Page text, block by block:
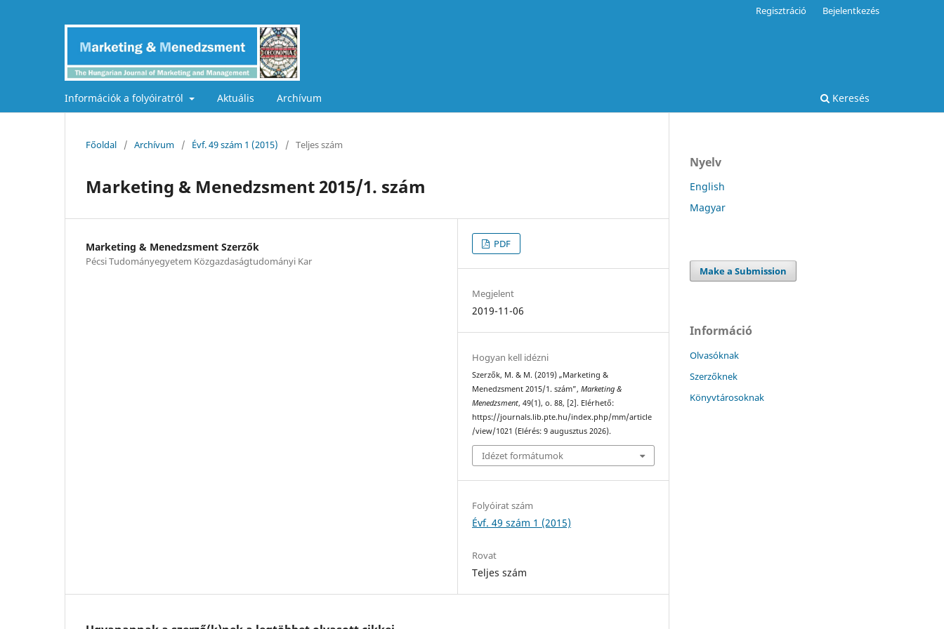
Információk a folyóiratról Aktuális Archívum Keresés
Regisztráció Bejelentkezés
Főoldal / Archívum / Évf. 49 szám 1 (2015) / Teljes szám
Marketing & Menedzsment 2015/1. szám
Marketing & Menedzsment Szerzők
Pécsi Tudományegyetem Közgazdaságtudományi Kar
PDF
Megjelent
2019-11-06
Hogyan kell idézni
Szerzők, M. & M. (2019) „Marketing &
Menedzsment 2015/1. szám”,Marketing &
Menedzsment, 49(1), o. 88, [2]. Elérhető:
https://journals.lib.pte.hu/index.php/mm/article
/view/1021 (Elérés: 9 augusztus 2026).
Idézet formátumok
Folyóirat szám
Évf. 49 szám 1 (2015)
Rovat
Teljes szám
Nyelv
English
Magyar
Make a Submission
Információ
Olvasóknak
Szerzőknek
Könyvtárosoknak